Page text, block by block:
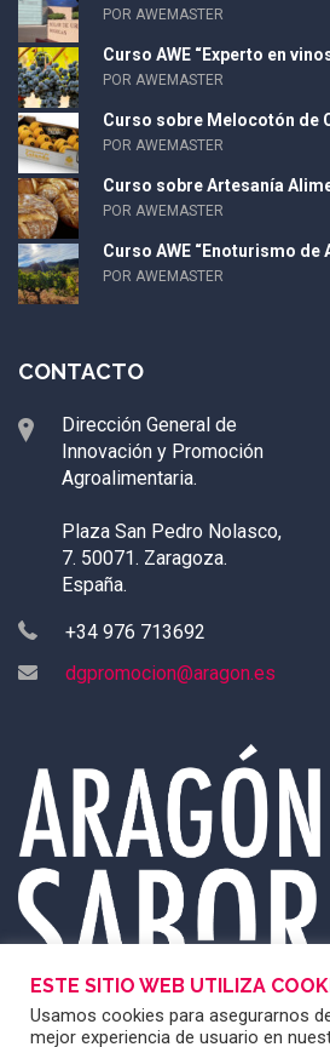
POR AWEMASTER
Curso AWE “Experto en
POR AWEMASTER
Curso sobre Melocotón de
POR AWEMASTER
Curso sobre Artesanía
POR AWEMASTER
Curso AWE “Enoturismo de
POR AWEMASTER
CONTACTO
Dirección General de
Innovación y Promoción
Agroalimentaria.
Plaza San Pedro Nolasco,
7. 50071. Zaragoza.
España.
+34 976 713692
dgpromocion@aragon.es
ESTE SITIO WEB UTILIZA
Usamos cookies para asegurarnos
mejor experiencia de usuario en